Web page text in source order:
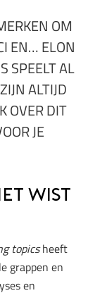
OM
EN… ELON
SPEELT AL
ALTIJD
OVER DIT
JE
wist
topicsheeft
grappen en
en